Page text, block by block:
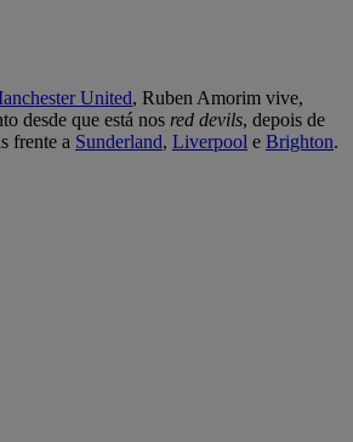
United, Ruben Amorim vive,
desde que está nos red devils, depois de
frente a Sunderland, Liverpool e Brighton.